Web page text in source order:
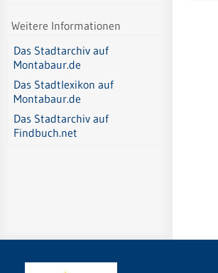
Weitere Informationen
Das Stadtarchiv auf
Montabaur.de
Das Stadtlexikon auf
Montabaur.de
Das Stadtarchiv auf
Findbuch.net